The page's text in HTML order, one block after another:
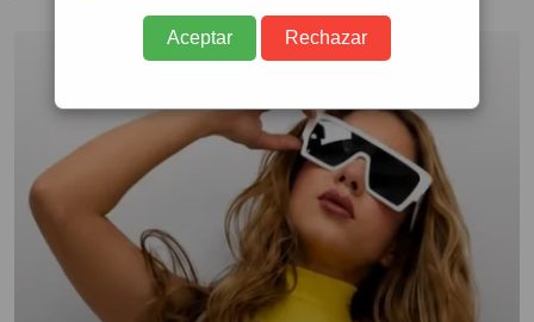
Aceptar Rechazar